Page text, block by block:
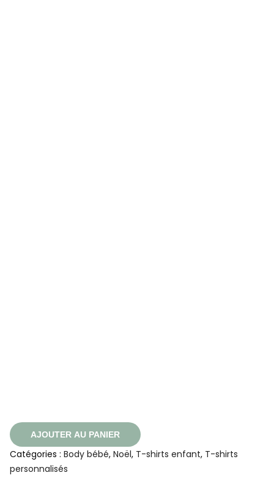
AJOUTER AU PANIER
Catégories : Body bébé, Noël, T-shirts enfant, T-shirts
personnalisés